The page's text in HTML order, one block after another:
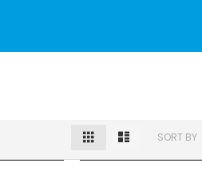
SORT BY
Afficher
en
Grille